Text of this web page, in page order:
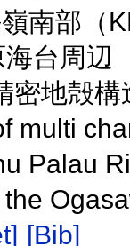
南部（
台周辺
密地殻
multi
Palau
[Bib]